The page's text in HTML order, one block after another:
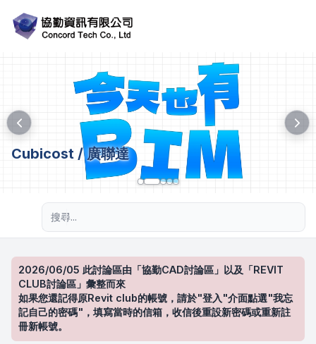
Cubicost / 廣聯達
2026/06/05 此討論區由「協勤CAD討論區」以及「REVIT
CLUB討論區」彙整而來
如果您還記得原Revit club的帳號，請於"登入"介面點選"我忘
記自己的密碼"，填寫當時的信箱，收信後重設新密碼或重新註
冊新帳號。